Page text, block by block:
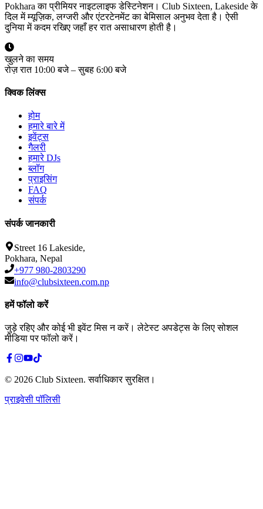
Pokhara का प्रीमियर नाइटलाइफ डेस्टिनेशन। Club Sixteen, Lakeside के
दिल में म्यूज़िक, लग्जरी और एंटरटेनमेंट का बेमिसाल अनुभव देता है। ऐसी
दुनिया में कदम रखिए जहाँ हर रात असाधारण होती है।
खुलने का समय
रोज़ रात 10:00 बजे – सुबह 6:00 बजे
क्विक लिंक्स
होम
हमारे बारे में
इवेंट्स
गैलरी
हमारे DJs
ब्लॉग
प्राइसिंग
FAQ
संपर्क
संपर्क जानकारी
Street 16 Lakeside,
Pokhara, Nepal
+977 980-2803290
info@clubsixteen.com.np
हमें फॉलो करें
जुड़े रहिए और कोई भी इवेंट मिस न करें। लेटेस्ट अपडेट्स के लिए सोशल
मीडिया पर फॉलो करें।
© 2026 Club Sixteen.सर्वाधिकार सुरक्षित।
प्राइवेसी पॉलिसी